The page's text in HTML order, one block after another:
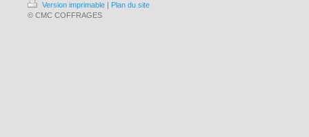
Version imprimable | Plan du site
© CMC COFFRAGES